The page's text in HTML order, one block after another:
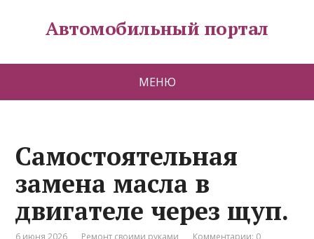
Автомобильный портал
МЕНЮ
Самостоятельная
замена масла в
двигателе через щуп.
6 июня 2026 Ремонт своими руками Комментарии: 0